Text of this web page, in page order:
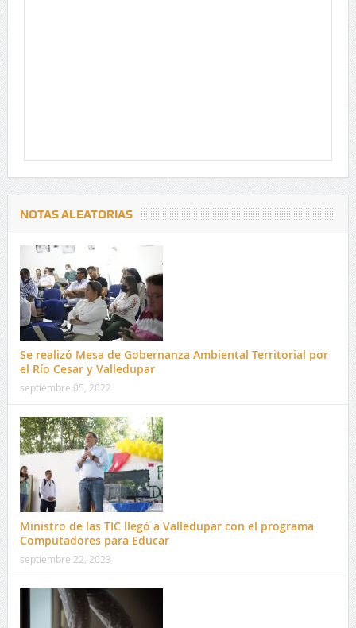
NOTAS ALEATORIAS
Se realizó Mesa de Gobernanza Ambiental Territorial por
el Río Cesar y Valledupar
septiembre 05, 2022
Ministro de las TIC llegó a Valledupar con el programa
Computadores para Educar
septiembre 22, 2023